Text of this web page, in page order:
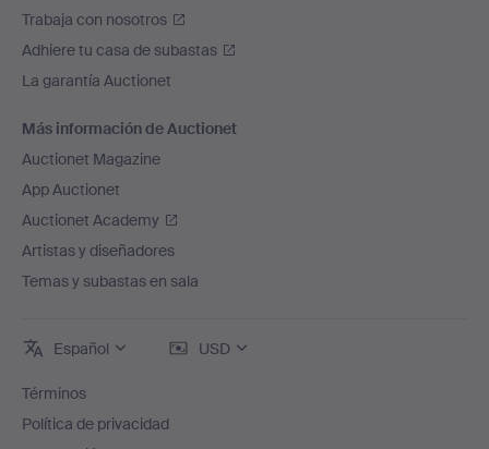
Trabaja con nosotros
Adhiere tu casa de subastas
La garantía Auctionet
Más información de Auctionet
Auctionet Magazine
App Auctionet
Auctionet Academy
Artistas y diseñadores
Temas y subastas en sala
Español USD
Términos
Política de privacidad